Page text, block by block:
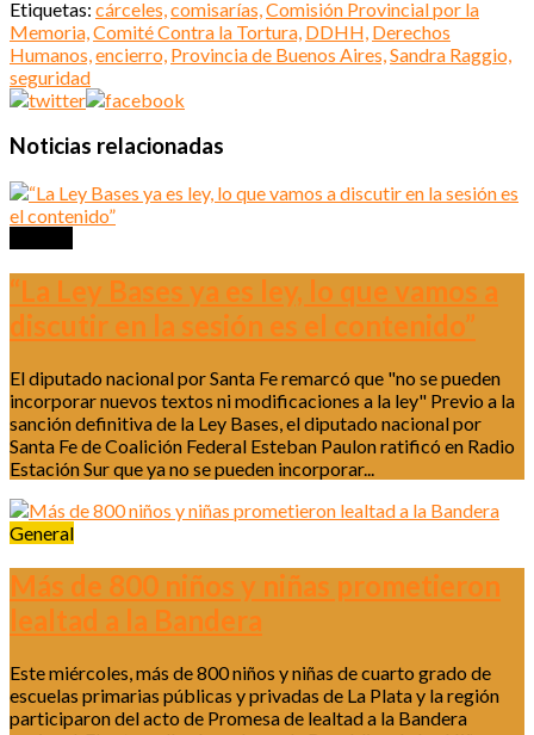
Etiquetas: cárceles, comisarías, Comisión Provincial por la
Memoria, Comité Contra la Tortura, DDHH, Derechos
Humanos, encierro, Provincia de Buenos Aires, Sandra Raggio,
seguridad
Noticias relacionadas
“La Ley Bases ya es ley, lo que vamos a
discutir en la sesión es el contenido”
El diputado nacional por Santa Fe remarcó que "no se pueden
incorporar nuevos textos ni modificaciones a la ley" Previo a la
sanción definitiva de la Ley Bases, el diputado nacional por
Santa Fe de Coalición Federal Esteban Paulon ratificó en Radio
Estación Sur que ya no se pueden incorporar...
General
Más de 800 niños y niñas prometieron
lealtad a la Bandera
Este miércoles, más de 800 niños y niñas de cuarto grado de
escuelas primarias públicas y privadas de La Plata y la región
participaron del acto de Promesa de lealtad a la Bandera